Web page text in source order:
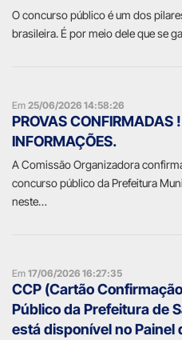
O concurso público é um dos
brasileira. É por meio dele que se
Em 25/06/2026 14:58:26
PROVAS CONFIRMADAS
INFORMAÇÕES.
A Comissão Organizadora
concurso público da Prefeitura
neste…
Em 17/06/2026 16:27:35
CCP (Cartão
Público da Prefeitura de
está disponível no Painel